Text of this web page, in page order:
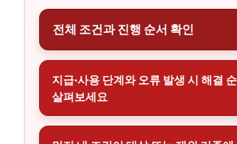
전체 조건과 진행 순서 확인
지급·사용 단계와 오류 발생 시 해결
살펴보세요